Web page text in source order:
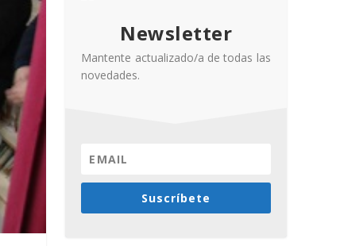
Newsletter
Mantente actualizado/a de todas las
novedades.
Suscríbete